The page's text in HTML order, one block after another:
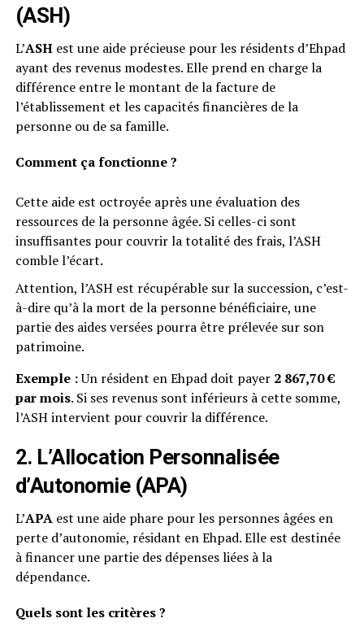
(ASH)
L’ASHest une aide précieuse pour les résidents d’Ehpad
ayant des revenus modestes. Elle prend en charge la
différence entre le montant de la facture de
l’établissement et les capacités financières de la
personne ou de sa famille.
Comment ça fonctionne ?
Cette aide est octroyée après une évaluation des
ressources de la personne âgée. Si celles-ci sont
insuffisantes pour couvrir la totalité des frais, l’ASH
comble l’écart.
Attention, l’ASH est récupérable sur la succession, c’est-
à-dire qu’à la mort de la personne bénéficiaire, une
partie des aides versées pourra être prélevée sur son
patrimoine.
Exemple :Un résident en Ehpad doit payer 2 867,70 €
par mois. Si ses revenus sont inférieurs à cette somme,
l’ASH intervient pour couvrir la différence.
2. L’Allocation Personnalisée
d’Autonomie (APA)
L’APAest une aide phare pour les personnes âgées en
perte d’autonomie, résidant en Ehpad. Elle est destinée
à financer une partie des dépenses liées à la
dépendance.
Quels sont les critères ?